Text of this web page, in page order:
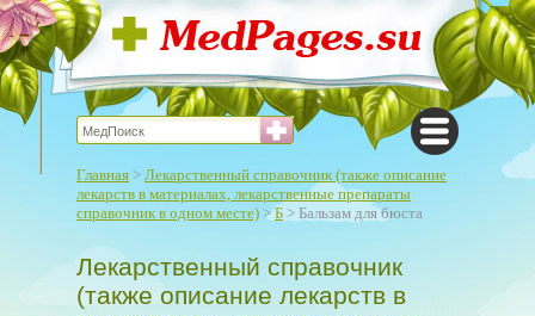
Главная > Лекарственный справочник (также описание
лекарств в материалах, лекарственные препараты
справочник в одном месте) >Б > Бальзам для бюста
Лекарственный справочник
(также описание лекарств в